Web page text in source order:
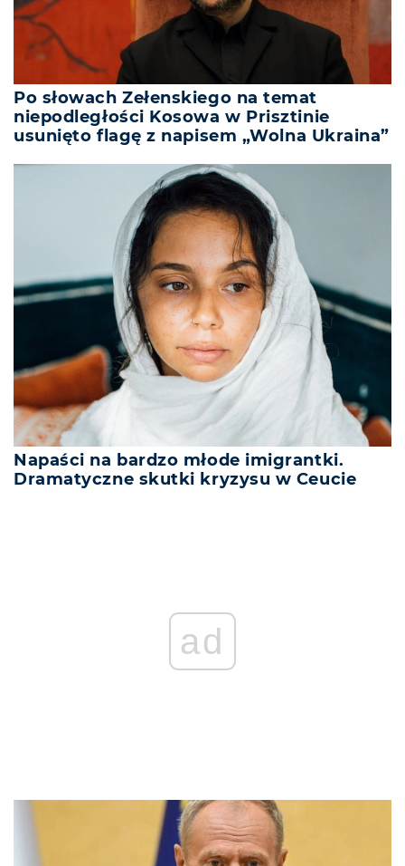
Po słowach Zełenskiego na temat
niepodległości Kosowa w Prisztinie
usunięto flagę z napisem „Wolna Ukraina”
Napaści na bardzo młode imigrantki.
Dramatyczne skutki kryzysu w Ceucie
ad